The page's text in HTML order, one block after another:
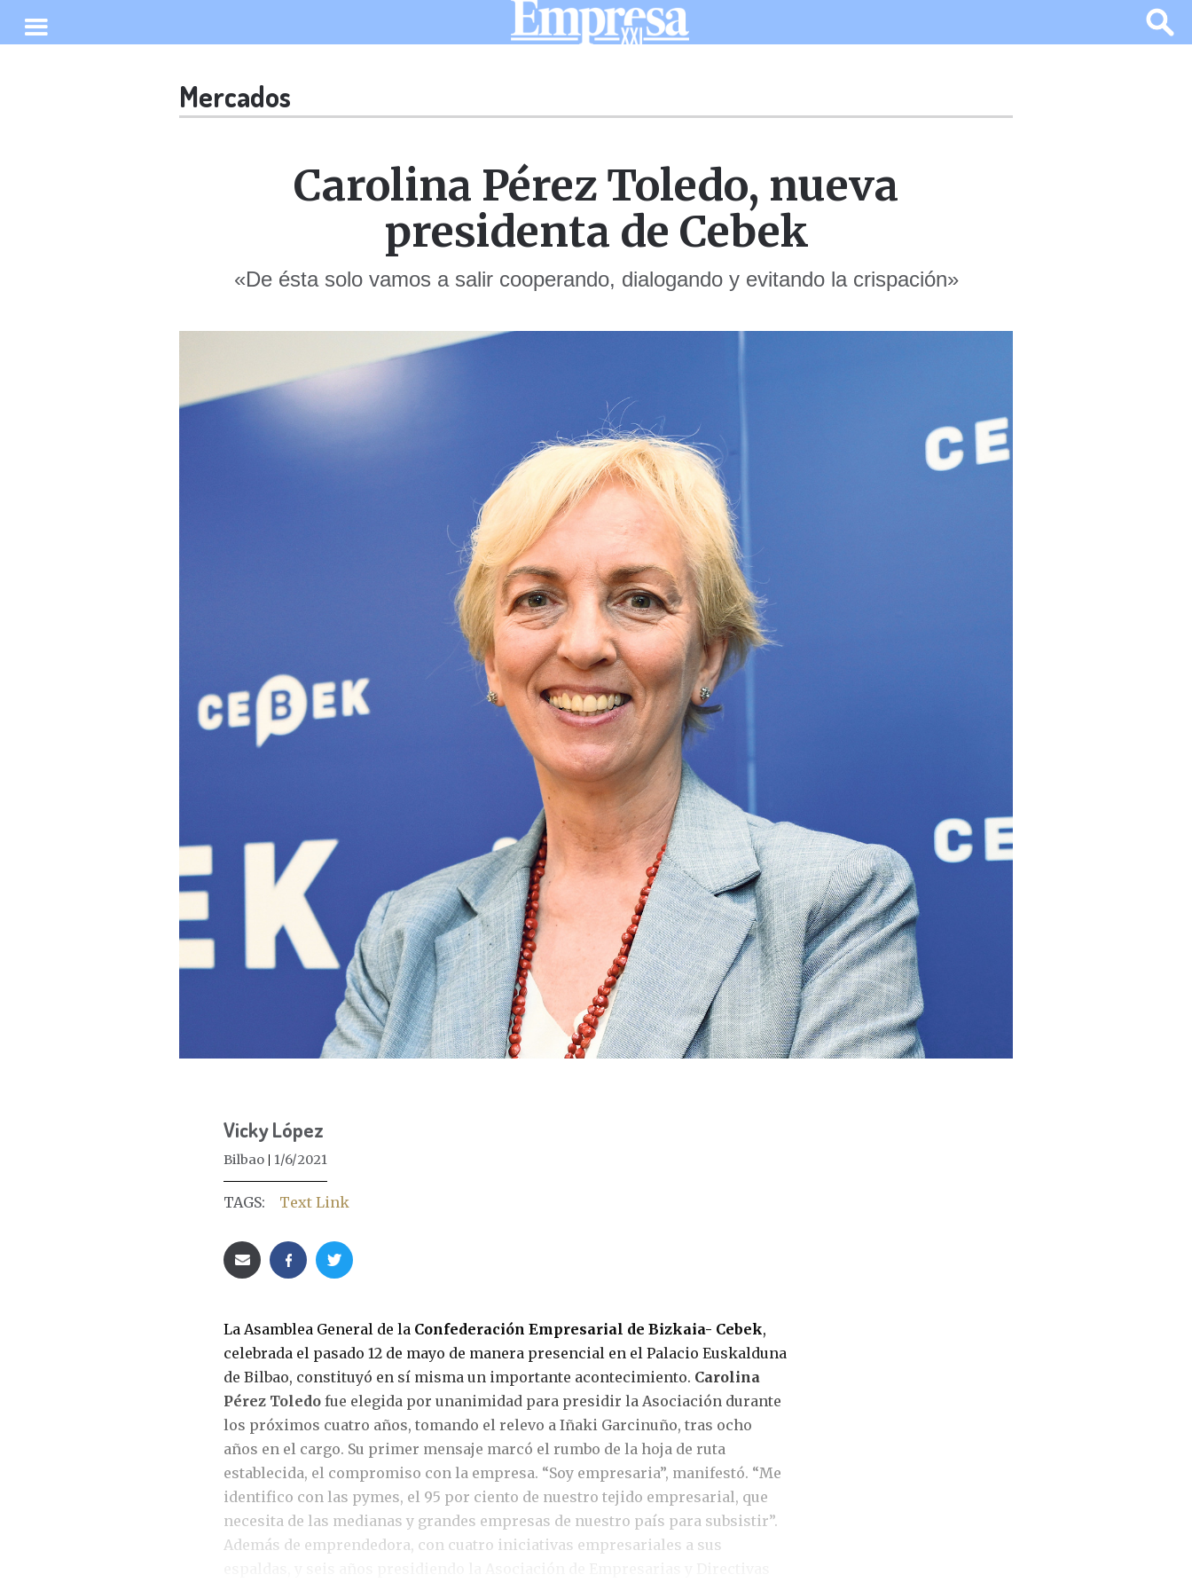
Mercados
Carolina Pérez Toledo, nueva
presidenta de Cebek
«De ésta solo vamos a salir cooperando, dialogando y evitando la crispación»
Vicky López
Bilbao 1/6/2021
TAGS: Text Link
La Asamblea General de la Confederación Empresarial de Bizkaia- Cebek,
celebrada el pasado 12 de mayo de manera presencial en el Palacio Euskalduna
de Bilbao, constituyó en sí misma un importante acontecimiento. Carolina
Pérez Toledo fue elegida por unanimidad para presidir la Asociación durante
los próximos cuatro años, tomando el relevo a Iñaki Garcinuño, tras ocho
años en el cargo. Su primer mensaje marcó el rumbo de la hoja de ruta
establecida, el compromiso con la empresa. “Soy empresaria”, manifestó. “Me
identifico con las pymes, el 95 por ciento de nuestro tejido empresarial, que
necesita de las medianas y grandes empresas de nuestro país para subsistir”.
Además de emprendedora, con cuatro iniciativas empresariales a sus